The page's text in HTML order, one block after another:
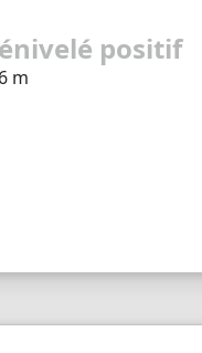
positif
m